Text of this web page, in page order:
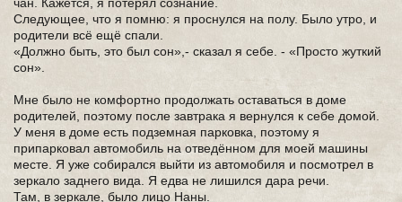
Следующее, что я помню: я проснулся на полу. Было утро, и
родители всё ещё спали.
«Должно быть, это был сон»,- сказал я себе. - «Просто жуткий
сон».
Мне было не комфортно продолжать оставаться в доме
родителей, поэтому после завтрака я вернулся к себе домой.
У меня в доме есть подземная парковка, поэтому я
припарковал автомобиль на отведённом для моей машины
месте. Я уже собирался выйти из автомобиля и посмотрел в
зеркало заднего вида. Я едва не лишился дара речи.
Там, в зеркале, было лицо Наны.